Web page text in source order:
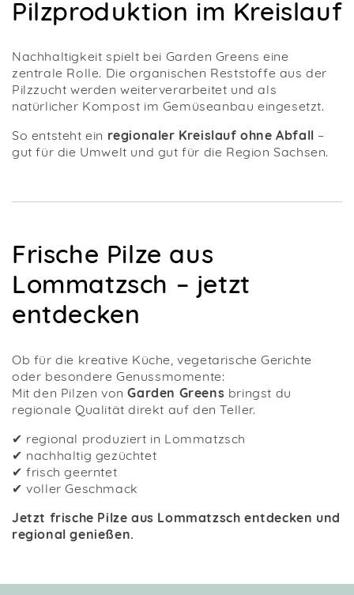
Pilzproduktion im Kreislauf
Nachhaltigkeit spielt bei Garden Greens eine
zentrale Rolle. Die organischen Reststoffe aus der
Pilzzucht werden weiterverarbeitet und als
natürlicher Kompost im Gemüseanbau eingesetzt.
So entsteht ein regionaler Kreislauf ohne Abfall –
gut für die Umwelt und gut für die Region Sachsen.
Frische Pilze aus
Lommatzsch – jetzt
entdecken
Ob für die kreative Küche, vegetarische Gerichte
oder besondere Genussmomente:
Mit den Pilzen vonGarden Greens bringst du
regionale Qualität direkt auf den Teller.
✔ regional produziert in Lommatzsch
✔ nachhaltig gezüchtet
✔ frisch geerntet
✔ voller Geschmack
Jetzt frische Pilze aus Lommatzsch entdecken und
regional genießen.